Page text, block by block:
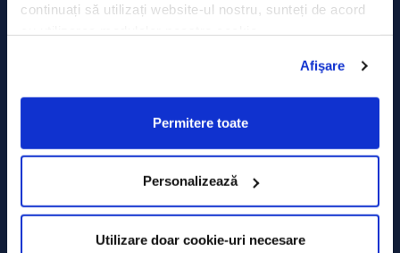
continuați să utilizați website-ul nostru, sunteți de acord
Afişare
Permitere toate
Personalizează
Utilizare doar cookie-uri necesare
Politica de prelucrare a datelor
Declarația Cookie